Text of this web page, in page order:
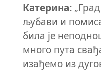
Катерина:
љубави и
била је
много пута
изађемо из